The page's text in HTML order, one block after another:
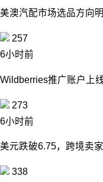
美澳汽配市场选品方向
257
6小时前
Wildberries推广账户上
273
6小时前
美元跌破6.75，跨境卖
338